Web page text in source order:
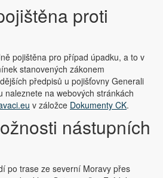
proti
pojištěna pro případ úpadku, a to v
stanovených zákonem
předpisů u pojišťovny Generali
naleznete na webových stránkách
v záložce Dokumenty CK.
nástupních
po trase ze severní Moravy přes